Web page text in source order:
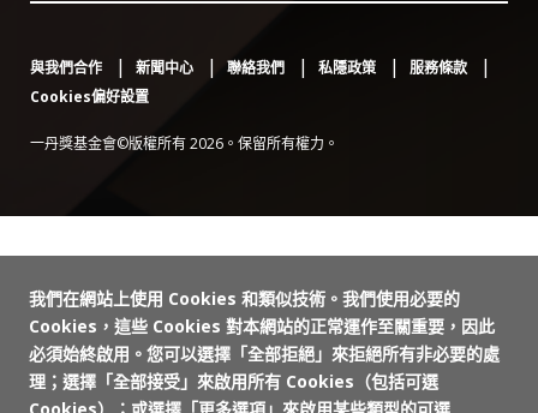
與我們合作 新聞中心 聯絡我們 私隱政策
服務條款
Cookies偏好設置
一丹獎基金會©版權所有 2026。保留所有權力。
我們在網站上使用 Cookies 和類似技術。我們使用必要的
Cookies，這些 Cookies 對本網站的正常運作至關重要，因此
必須始終啟用。您可以選擇「全部拒絕」來拒絕所有非必要的處
理；選擇「全部接受」來啟用所有 Cookies（包括可選